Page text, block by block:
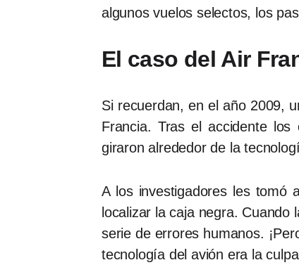
algunos vuelos selectos, los
El caso del Air
Si recuerdan, en el año 2009,
Francia. Tras el accidente
giraron alrededor de la
A los investigadores les tomó
localizar la caja negra.
serie de errores humanos.
tecnología del avión era la